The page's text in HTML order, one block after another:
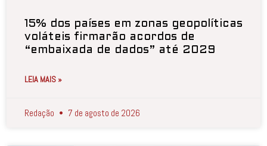
15% dos países em zonas geopolíticas
voláteis firmarão acordos de
“embaixada de dados” até 2029
LEIA MAIS »
Redação 7 de agosto de 2026